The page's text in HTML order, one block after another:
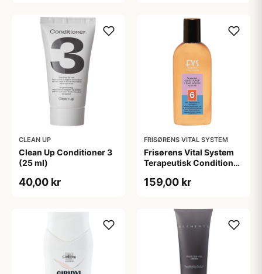
CLEAN UP
Clean Up Conditioner 3
(25 ml)
40,00 kr
FRISØRENS VITAL SYSTEM
Frisørens Vital System
Terapeutisk Conditioner
159,00 kr